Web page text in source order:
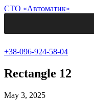
СТО «Автоматик»
+38-096-924-58-04
Rectangle 12
May 3, 2025